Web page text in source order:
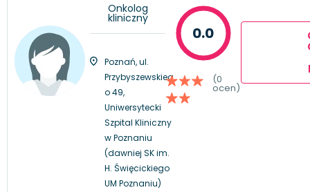
Onkolog
kliniczny
Poznań, ul.
Przybyszewskieg
o 49,
Uniwersytecki
Szpital Kliniczny
w Poznaniu
(dawniej SK im.
H. Święcickiego
UM Poznaniu)
0.0
(0
ocen)